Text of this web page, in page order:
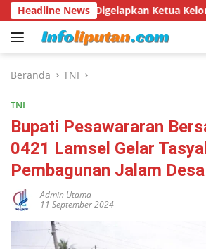
Langsung
ke
konten
Headline News
Digelapkan Ketua Kelompok Tani
Beranda TNI
TNI
Bupati Pesawararan
0421 Lamsel Gelar
Pembagunan Jalam
Admin Utama
11 September 2024